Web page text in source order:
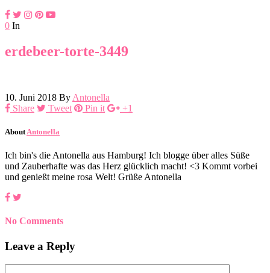
0 In
erdebeer-torte-3449
10. Juni 2018 By Antonella
Share
Tweet Pin it +1
About Antonella
Ich bin's die Antonella aus Hamburg! Ich blogge über alles Süße
und Zauberhafte was das Herz glücklich macht! <3 Kommt vorbei
und genießt meine rosa Welt! Grüße Antonella
No Comments
Leave a Reply